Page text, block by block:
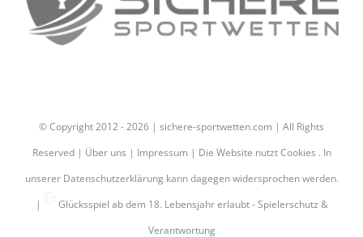
© Copyright 2012 -2026 | sichere-sportwetten.com | All Rights
Reserved | Über uns | Impressum | Die Website nutzt Cookies . In
unserer Datenschutzerklärungkann dagegen widersprochen werden.
|
Glücksspiel ab dem 18. Lebensjahr erlaubt -Spielerschutz &
Verantwortung